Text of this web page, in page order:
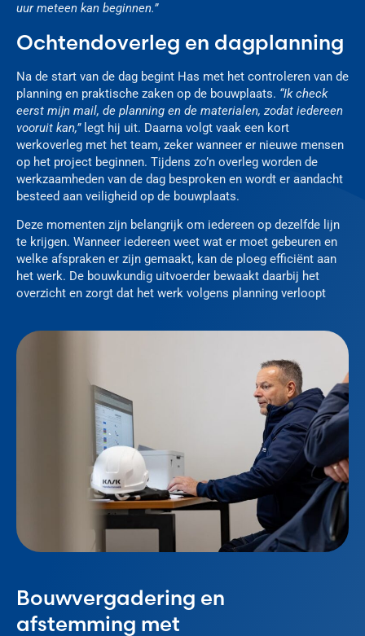
uur meteen kan beginnen.”
Ochtendoverleg en dagplanning
Na de start van de dag begint Has met het controleren van de
planning en praktische zaken op de bouwplaats. “Ik check
eerst mijn mail, de planning en de materialen, zodat iedereen
vooruit kan,”legt hij uit. Daarna volgt vaak een kort
werkoverleg met het team, zeker wanneer er nieuwe mensen
op het project beginnen. Tijdens zo’n overleg worden de
werkzaamheden van de dag besproken en wordt er aandacht
besteed aan veiligheid op de bouwplaats.
Deze momenten zijn belangrijk om iedereen op dezelfde lijn
te krijgen. Wanneer iedereen weet wat er moet gebeuren en
welke afspraken er zijn gemaakt, kan de ploeg efficiënt aan
het werk. De bouwkundig uitvoerder bewaakt daarbij het
overzicht en zorgt dat het werk volgens planning verloopt
Bouwvergadering en
afstemming met